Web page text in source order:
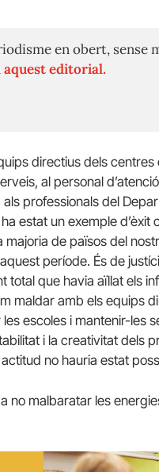
en obert, sense
aquest editorial.
directius dels centres
al personal
als professionals del
estat un exemple d’èxit
majoria de països del
període. És de
total que havia aïllat els
maldar amb els equips
escoles i mantenir-les
i la creativitat dels
no hauria estat
no malbaratar les